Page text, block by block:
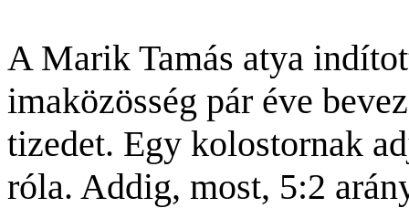
A Marik Tamás atya
imaközösség pár éve
tizedet. Egy kolostornak
róla. Addig, most, 5:2